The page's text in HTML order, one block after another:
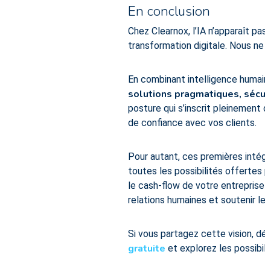
En conclusion
Chez Clearnox, l’IA n’apparaît
transformation digitale. Nous
En combinant intelligence
solutions pragmatiques,
posture qui s’inscrit
de confiance avec vos clients.
Pour autant, ces premières
toutes les possibilités offertes
le cash-flow de votre
relations humaines et soutenir
Si vous partagez cette vision,
gratuite et explorez les